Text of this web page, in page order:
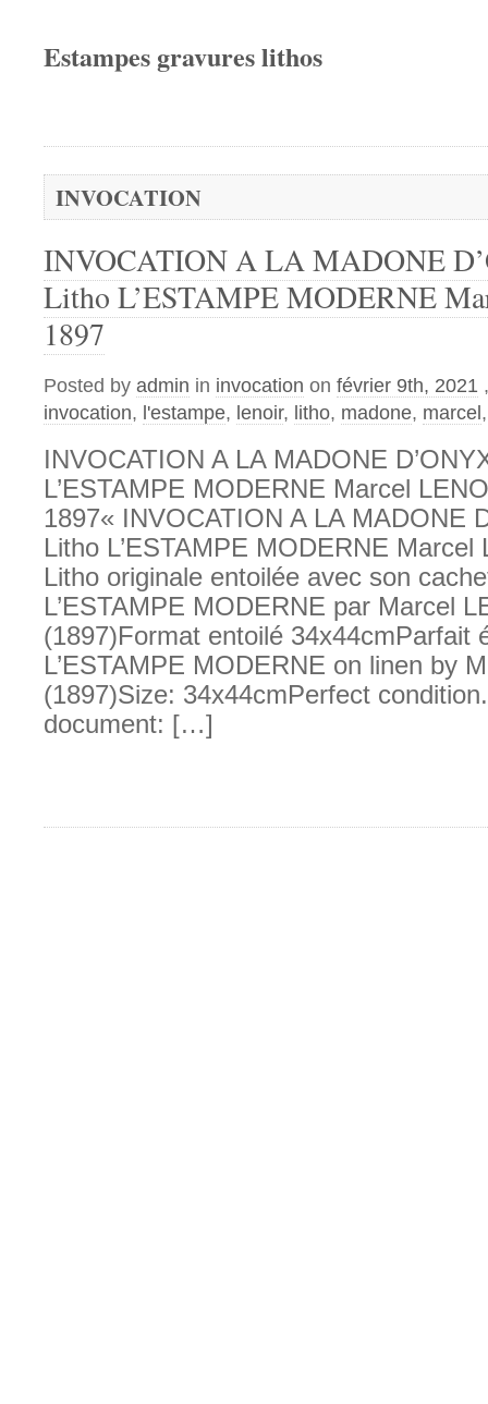
Estampes gravures lithos
INVOCATION
INVOCATION A LA MADONE
Litho L’ESTAMPE MODERNE
1897
Posted by admin in invocation on février 9th, 2021
invocation, l'estampe, lenoir, litho, madone, marcel
INVOCATION A LA MADONE
L’ESTAMPE MODERNE Marcel
1897« INVOCATION A LA MADONE
Litho L’ESTAMPE MODERNE Marcel
Litho originale entoilée avec son
L’ESTAMPE MODERNE par Marcel
(1897)Format entoilé 34x44cmParfait
L’ESTAMPE MODERNE on linen by
(1897)Size: 34x44cmPerfect
document: […]